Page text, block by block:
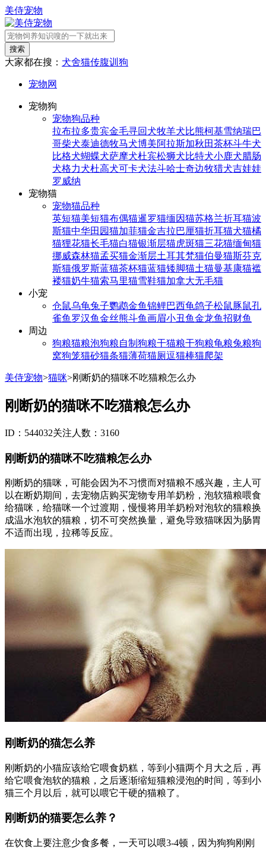
美侍宠物
搜索
大家都在搜： 犬舍猫传腹训狗
宠物网
宠物狗
宠物狗品种
拉布拉多贵宾金毛寻回犬牧羊犬比熊柯基雪纳瑞巴
哥柴犬泰迪德牧马犬博美阿拉斯加秋田茶杯斗牛犬
比格犬蝴蝶犬萨摩犬杜宾松狮犬比特犬小鹿犬腊肠
犬格力犬杜高犬可卡犬法斗哈士奇边牧猎犬吉娃娃
罗威纳
宠物猫
宠物猫品种
英短猫美短猫布偶猫暹罗猫缅因猫苏格兰折耳猫波
斯猫中华田园猫加菲猫金吉拉巴厘猫折耳猫犬猫橘
猫狸花猫长毛猫白猫银渐层猫虎斑猫三花猫缅甸猫
挪威森林猫孟买猫金渐层土耳其梵猫伯曼猫斯芬克
斯猫俄罗斯蓝猫茶杯猫蓝猫矮脚猫土猫曼基康猫褴
褛猫奶牛猫索马里猫雪鞋猫加拿大无毛猫
小宠
仓鼠乌龟兔子鹦鹉金鱼锦鲤巴西龟鸽子松鼠豚鼠孔
雀鱼 罗汉鱼金丝熊斗鱼画眉小丑鱼金龙鱼招财鱼
周边
狗粮猫粮泡狗粮自制狗粮干猫粮干狗粮龟粮兔粮狗
窝狗笼猫砂猫条猫薄荷猫厕逗猫棒猫爬架
美侍宠物>猫咪>刚断奶的猫咪不吃猫粮怎么办
刚断奶的猫咪不吃猫粮怎么办
ID：544032关注人数：3160
刚断奶的猫咪不吃猫粮怎么办
刚断奶的猫咪，可能会因为不习惯而对猫粮不感兴趣，主人可
以在断奶期间，去宠物店购买宠物专用羊奶粉，泡软猫粮喂食
给猫咪，给猫咪一个过渡期，慢慢将用羊奶粉对泡软的猫粮换
成温水泡软的猫粮，切不可突然换量，避免导致猫咪因为肠胃
不适而出现，拉稀等反应。
刚断奶的猫怎么养
刚断奶的小猫应该给它喂食奶糕，等到小猫两个月大之后，再
给它喂食泡软的猫粮，之后逐渐缩短猫粮浸泡的时间，等到小
猫三个月以后，就可以喂它干硬的猫粮了。
刚断奶的猫要怎么养？
在饮食上要注意少食多餐，一天可以喂3-4顿，因为狗狗刚刚